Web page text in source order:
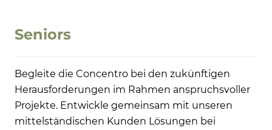
Seniors
Begleite die Concentro bei den zukünftigen
Herausforderungen im Rahmen anspruchsvoller
Projekte. Entwickle gemeinsam mit unseren
mittelständischen Kunden Lösungen bei